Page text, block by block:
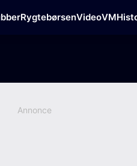
RygtebørsenVideoVM
Annonce